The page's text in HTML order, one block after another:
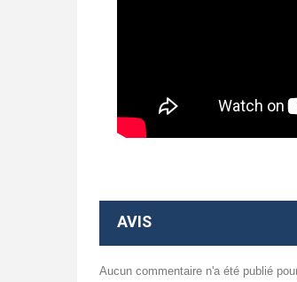
AVIS
Aucun commentaire n'a été publié